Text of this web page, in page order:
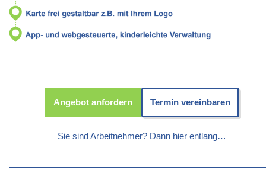
Angebot anfordern Termin vereinbaren
Sie sind Arbeitnehmer? Dann hier entlang…